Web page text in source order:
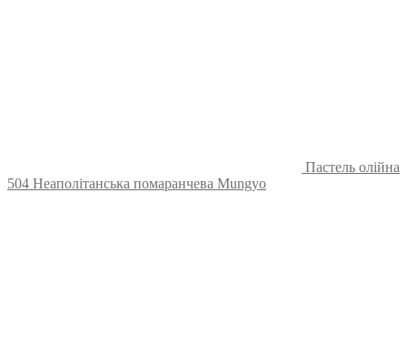
Пастель олійна
504 Неаполітанська помаранчева Mungyo